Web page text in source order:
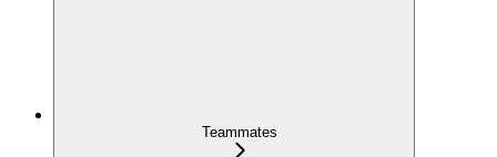
Teammates